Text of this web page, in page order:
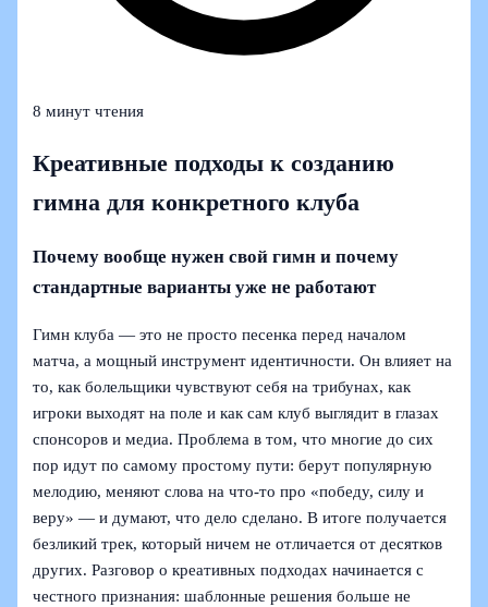
8 минут чтения
Креативные подходы к созданию
гимна для конкретного клуба
Почему вообще нужен свой гимн и почему
стандартные варианты уже не работают
Гимн клуба — это не просто песенка перед началом
матча, а мощный инструмент идентичности. Он влияет на
то, как болельщики чувствуют себя на трибунах, как
игроки выходят на поле и как сам клуб выглядит в глазах
спонсоров и медиа. Проблема в том, что многие до сих
пор идут по самому простому пути: берут популярную
мелодию, меняют слова на что-то про «победу, силу и
веру» — и думают, что дело сделано. В итоге получается
безликий трек, который ничем не отличается от десятков
других. Разговор о креативных подходах начинается с
честного признания: шаблонные решения больше не